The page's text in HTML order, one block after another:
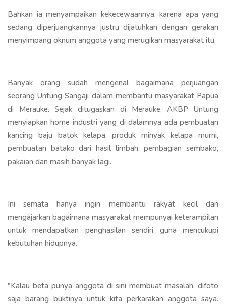
Bahkan ia menyampaikan kekecewaannya, karena apa yang
sedang diperjuangkannya justru dijatuhkan dengan gerakan
menyimpang oknum anggota yang merugikan masyarakat itu.
Banyak orang sudah mengenal bagaimana perjuangan
seorang Untung Sangaji dalam membantu masyarakat Papua
di Merauke. Sejak ditugaskan di Merauke, AKBP Untung
menyiapkan home industri yang di dalamnya ada pembuatan
kancing baju batok kelapa, produk minyak kelapa murni,
pembuatan batako dari hasil limbah, pembagian sembako,
pakaian dan masih banyak lagi.
Ini semata hanya ingin membantu rakyat kecil dan
mengajarkan bagaimana masyarakat mempunyai keterampilan
untuk mendapatkan penghasilan sendiri guna mencukupi
kebutuhan hidupnya.
"Kalau beta punya anggota di sini membuat masalah, difoto
saja barang buktinya untuk kita perkarakan anggota saya.